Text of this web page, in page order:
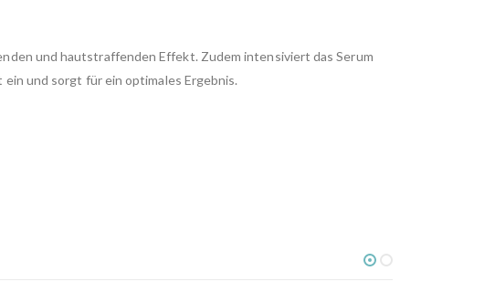
und hautstraffenden Effekt. Zudem intensiviert das Serum
und sorgt für ein optimales Ergebnis.